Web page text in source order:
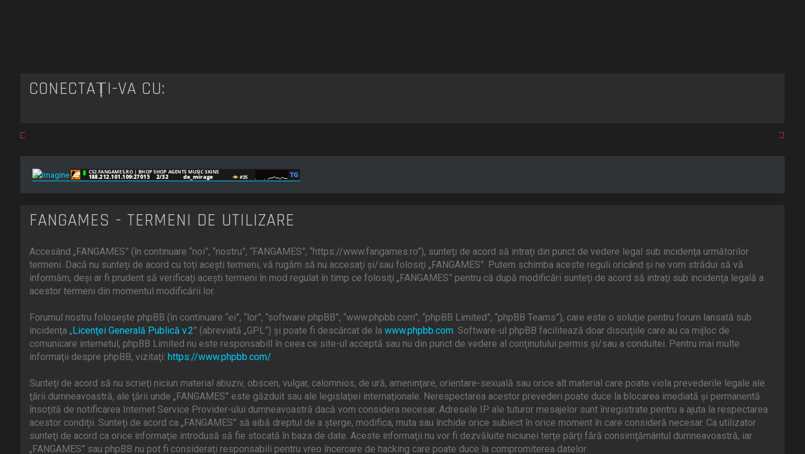
CONECTAȚI-VĂ CU:
FANGAMES - TERMENI DE UTILIZARE
Accesând „FANGAMES” (în continuare “noi”, “nostru”, “FANGAMES”, “https://www.fangames.ro”), sunteţi de acord să intraţi din punct de vedere legal sub incidenţa următorilor
termeni. Dacă nu sunteţi de acord cu toţi aceşti termeni, vă rugăm să nu accesaţi şi/sau folosiţi „FANGAMES”. Putem schimba aceste reguli oricând şi ne vom strădui să vă
informăm, deşi ar fi prudent să verificaţi aceşti termeni în mod regulat în timp ce folosiţi „FANGAMES” pentru că după modificări sunteţi de acord să intraţi sub incidenţa legală a
acestor termeni din momentul modificării lor.
Forumul nostru foloseşte phpBB (în continuare “ei”, “lor”, “software phpBB”, “www.phpbb.com”, “phpBB Limited”, “phpBB Teams”), care este o soluţie pentru forum lansată sub
incidenţa „ Licenţei Generală Publică v.2” (abreviată „GPL”) şi poate fi descărcat de la www.phpbb.com. Software-ul phpBB facilitează doar discuţiile care au ca mijloc de
comunicare internetul, phpBB Limited nu este responsabill în ceea ce site-ul acceptă sau nu din punct de vedere al conţinutului permis şi/sau a conduitei. Pentru mai multe
informaţii despre phpBB, vizitaţi: https://www.phpbb.com/.
Sunteţi de acord să nu scrieţi niciun material abuziv, obscen, vulgar, calomnios, de ură, ameninţare, orientare-sexuală sau orice alt material care poate viola prevederile legale ale
ţării dumneavoastră, ale ţării unde „FANGAMES” este găzduit sau ale legislaţiei internaţionale. Nerespectarea acestor prevederi poate duce la blocarea imediată şi permanentă
însoţită de notificarea Internet Service Provider-ului dumneavoastră dacă vom considera necesar. Adresele IP ale tuturor mesajelor sunt înregistrate pentru a ajuta la respectarea
acestor condiţii. Sunteţi de acord ca „FANGAMES” să aibă dreptul de a şterge, modifica, muta sau închide orice subiect în orice moment în care consideră necesar. Ca utilizator
sunteţi de acord ca orice informaţie introdusă să fie stocată în baza de date. Aceste informaţii nu vor fi dezvăluite niciunei terţe părţi fără consimţământul dumneavoastră, iar
„FANGAMES” sau phpBB nu pot fi consideraţi responsabili pentru vreo încercare de hacking care poate duce la compromiterea datelor.